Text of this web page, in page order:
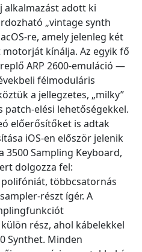
alkalmazást adott ki
„vintage synth
re, amely jelenleg két
kínálja. Az egyik fő
ARP 2600-emuláció —
félmoduláris
a jellegzetes, „milky”
patch-elési lehetőségekkel.
előerősítőket is adtak
iOS-en először jelenik
3500 Sampling Keyboard,
dolgozza fel:
többcsatornás
részt ígér. A
rész, ahol kábelekkel
Synthet. Minden